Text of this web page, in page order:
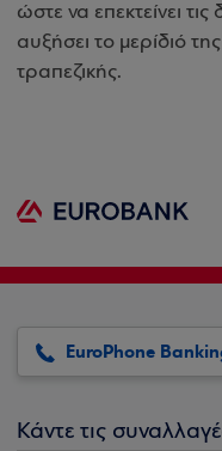
ώστε να επεκτείνει
αυξήσει το μερίδιό
τραπεζικής.
EuroPhone
Κάντε τις